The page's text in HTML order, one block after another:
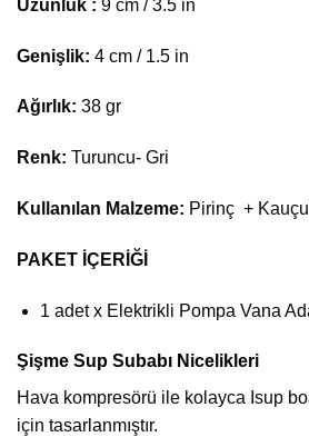
Uzunluk : 9 cm / 3.5 in
Genişlik: 4 cm / 1.5 in
Ağırlık: 38 gr
Renk: Turuncu- Gri
Kullanılan Malzeme: Pirinç +
PAKET İÇERİĞİ
1 adet x Elektrikli Pompa Vana
Şişme Sup Subabı Nicelikleri
Hava kompresörü ile kolayca Isup
için tasarlanmıştır.